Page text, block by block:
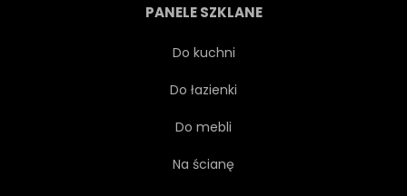
PANELE SZKLANE
Do kuchni
Do łazienki
Do mebli
Na ścianę